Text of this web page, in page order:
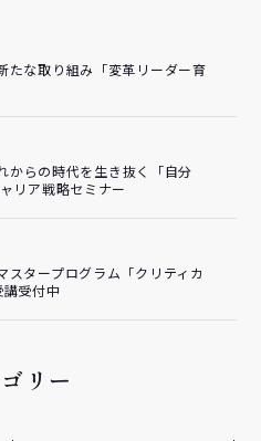
たな取り組み「変革リーダー育
からの時代を生き抜く「自分
リア戦略セミナー
スタープログラム「クリティカ
受付中
リー